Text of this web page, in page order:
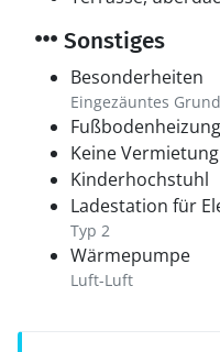
Sonstiges
Besonderheiten
Eingezäuntes
Fußbodenheizung
Keine
Kinderhochstuhl
Ladestation für
Typ 2
Wärmepumpe
Luft-Luft